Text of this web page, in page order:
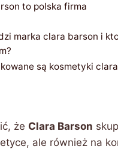
to polska firma
marka clara barson i
są kosmetyki clara
że Clara Barson
ale również na